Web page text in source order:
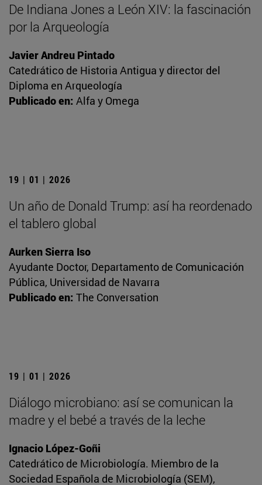
De Indiana Jones a León XIV: la fascinación
por la Arqueología
Javier Andreu Pintado
Catedrático de Historia Antigua y director del
Diploma en Arqueología
Publicado en: Alfa y Omega
19 | 01 | 2026
Un año de Donald Trump: así ha reordenado
el tablero global
Aurken Sierra Iso
Ayudante Doctor, Departamento de Comunicación
Pública, Universidad de Navarra
Publicado en: The Conversation
19 | 01 | 2026
Diálogo microbiano: así se comunican la
madre y el bebé a través de la leche
Ignacio López-Goñi
Catedrático de Microbiología. Miembro de la
Sociedad Española de Microbiología (SEM),